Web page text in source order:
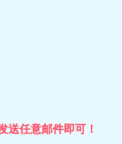
送任意邮件即可！